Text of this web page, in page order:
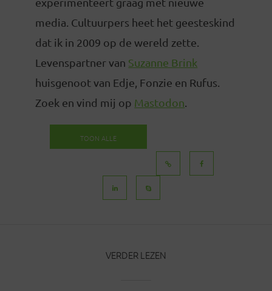
media. Cultuurpers heet het geesteskind
dat ik in 2009 op de wereld zette.
Levenspartner van Suzanne Brink
huisgenoot van Edje, Fonzie en Rufus.
Zoek en vind mij op Mastodon
TOON ALLE
VERDER LEZEN